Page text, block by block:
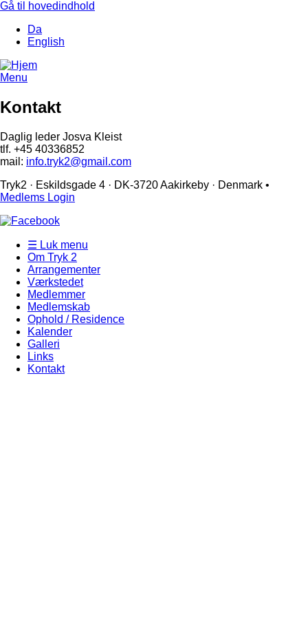
Gå til hovedindhold
Da
English
Menu
Kontakt
Daglig leder Josva Kleist
tlf. +45 40336852
mail: info.tryk2@gmail.com
Tryk2 · Eskildsgade 4 ­· DK-3720 Aakirkeby · Denmark •
Medlems Login
☰ Luk menu
Om Tryk 2
Arrangementer
Værkstedet
Medlemmer
Medlemskab
Ophold / Residence
Kalender
Galleri
Links
Kontakt